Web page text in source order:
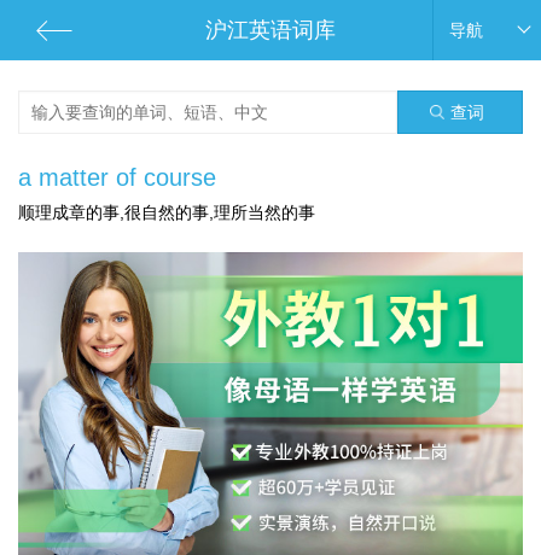
沪江英语词库 导航
查词
a matter of course
顺理成章的事,很自然的事,理所当然的事